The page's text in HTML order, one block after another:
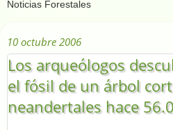
10 octubre 2006
Los arqueólogos
el fósil de un árbol
neandertales hace